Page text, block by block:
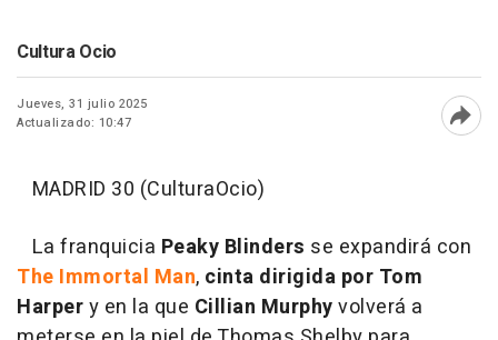
Cultura Ocio
Jueves, 31 julio 2025
Actualizado: 10:47
MADRID 30 (CulturaOcio)
La franquicia Peaky Blinders se expandirá con
The Immortal Man, cinta dirigida por Tom
Harpery en la que Cillian Murphyvolverá a